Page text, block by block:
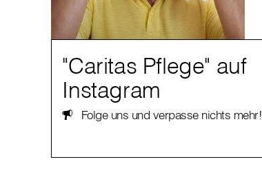
"Caritas Pflege" auf
Instagram
Folge uns und verpasse nichts mehr!